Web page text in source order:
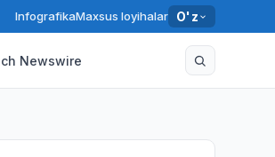
InfografikaMaxsus loyihalar O'z
Newswire